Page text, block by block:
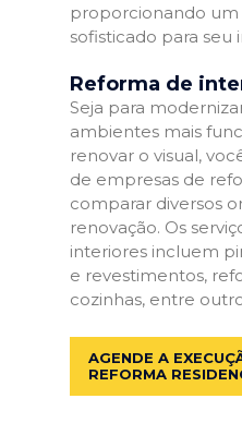
proporcionando um
sofisticado para seu
Reforma de
Seja para
ambientes mais
renovar o visual,
de empresas de
comparar diversos
renovação. Os
interiores incluem
e revestimentos,
cozinhas, entre
AGENDE A
REFORMA